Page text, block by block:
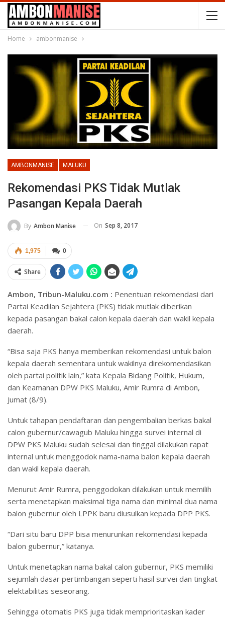
Home ambonmanise
AMBONMANISE MALUKU
Rekomendasi PKS Tidak Mutlak
Pasangan Kepala Daerah
By Ambon Manise On Sep 8, 2017
0
1,975
Share
Ambon, Tribun-Maluku.com : Penentuan rekomendasi dari
Partai Keadilan Sejahtera (PKS) tidak mutlak diberikan
kepada pasangan bakal calon kepala daerah dan wakil kepala
daerah.
“Bisa saja PKS hanya memberikan rekomendasi untuk balon
kepala daerah sementara untuk wakilnya direkomendasikan
oleh partai politik lain,” kata Kepala Bidang Politik, Hukum,
dan Keamanan DPW PKS Maluku, Amir Rumra di Ambon,
Jumat (8/9).
Untuk tahapan pendaftaran dan pengembalian berkas bakal
calon gubernur/cawagub Maluku hingga survei internal di
DPW PKS Maluku sudah selesai dan tinggal dilakukan rapat
internal untuk menggodok nama-nama balon kepala daerah
dan wakil kepala daerah.
Menurut Amir Rumra, penggodokan dilakukan untuk memilih
serta menetapkan maksimal tiga nama dan minimal dua nama
balon gubernur oleh LPPK baru diusulkan kepada DPP PKS.
“Dari situ baru DPP bisa menurunkan rekomendasi kepada
balon gubernur,” katanya.
Untuk menetapkan nama bakal calon gubernur, PKS memiliki
sejumlah dasar pertimbangan seperti hasil survei dan tingkat
elektabilitas seseorang.
Sehingga otomatis PKS juga tidak memprioritaskan kader